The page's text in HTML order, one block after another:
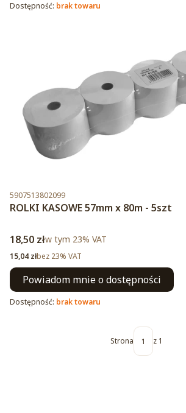
Dostępność: brak towaru
Kod produktu
5907513802099
ROLKI KASOWE 57mm x 80m - 5szt
Cena brutto
18,50 złw tym %s VAT
w tym 23% VAT
Cena netto
15,04 złbez 23% VAT
Powiadom mnie o dostępności
Dostępność: brak towaru
Strona z 1